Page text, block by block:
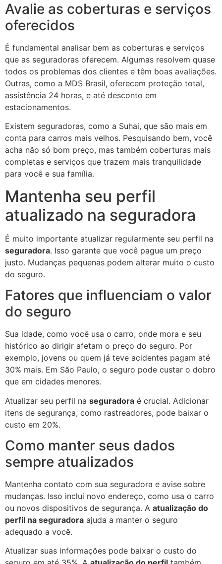
Avalie as coberturas e serviços
oferecidos
É fundamental analisar bem as coberturas e serviços
que as seguradoras oferecem. Algumas resolvem quase
todos os problemas dos clientes e têm boas avaliações.
Outras, como a MDS Brasil, oferecem proteção total,
assistência 24 horas, e até desconto em
estacionamentos.
Existem seguradoras, como a Suhai, que são mais em
conta para carros mais velhos. Pesquisando bem, você
acha não só bom preço, mas também coberturas mais
completas e serviços que trazem mais tranquilidade
para você e sua família.
Mantenha seu perfil
atualizado na seguradora
É muito importante atualizar regularmente seu perfil na
seguradora. Isso garante que você pague um preço
justo. Mudanças pequenas podem alterar muito o custo
do seguro.
Fatores que influenciam o valor
do seguro
Sua idade, como você usa o carro, onde mora e seu
histórico ao dirigir afetam o preço do seguro. Por
exemplo, jovens ou quem já teve acidentes pagam até
30% mais. Em São Paulo, o seguro pode custar o dobro
que em cidades menores.
Atualizar seu perfil na seguradora é crucial. Adicionar
itens de segurança, como rastreadores, pode baixar o
custo em 20%.
Como manter seus dados
sempre atualizados
Mantenha contato com sua seguradora e avise sobre
mudanças. Isso inclui novo endereço, como usa o carro
ou novos dispositivos de segurança. A atualização do
perfil na seguradora ajuda a manter o seguro
adequado a você.
Atualizar suas informações pode baixar o custo do